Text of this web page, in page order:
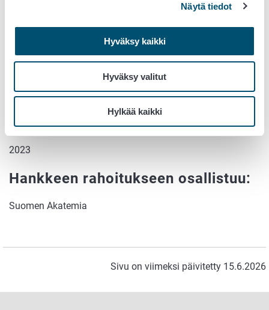
Näytä tiedot
Hyväksy kaikki
Hyväksy valitut
Hylkää kaikki
Aloitusvuosi:
2020
Lopetusvuosi:
2023
Hankkeen rahoitukseen osallistuu:
Suomen Akatemia
Sivu on viimeksi päivitetty 15.6.2026